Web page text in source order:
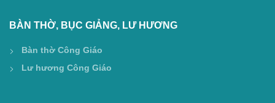
BÀN THỜ, BỤC GIẢNG, LƯ HƯƠNG
Bàn thờ Công Giáo
Lư hương Công Giáo